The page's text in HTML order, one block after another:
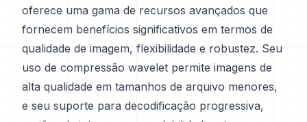
oferece uma gama de recursos avançados que
fornecem benefícios significativos em termos de
qualidade de imagem, flexibilidade e robustez. Seu
uso de compressão wavelet permite imagens de
alta qualidade em tamanhos de arquivo menores,
e seu suporte para decodificação progressiva,